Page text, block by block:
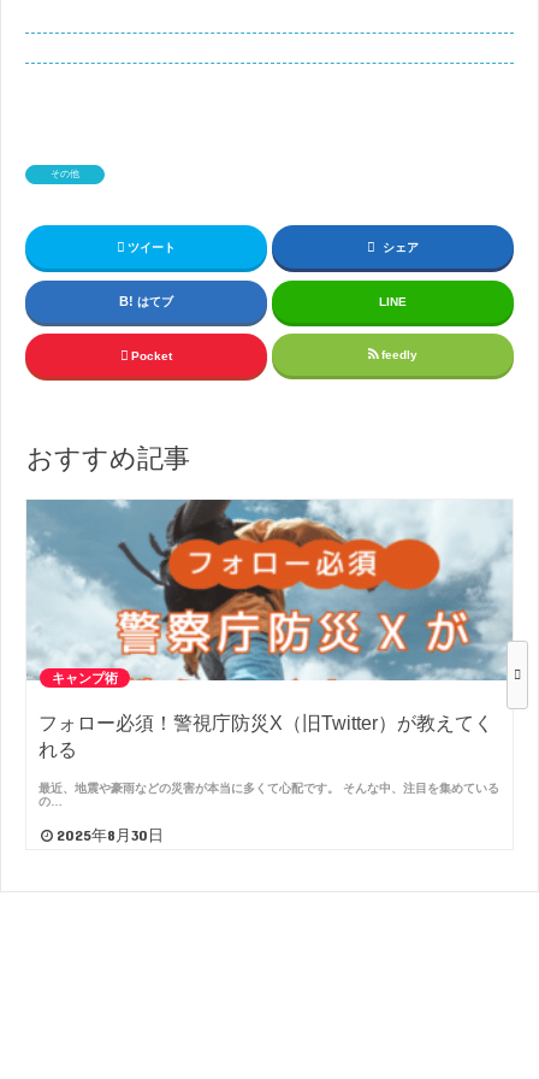
その他
ツイート シェア
はてブ LINE
Pocket feedly
おすすめ記事
キャンプ術
フォロー必須！警視庁防災X（旧Twitter）が教えてく
れる
最近、地震や豪雨などの災害が本当に多くて心配です。 そんな中、注目を集めている
の…
2025年8月30日